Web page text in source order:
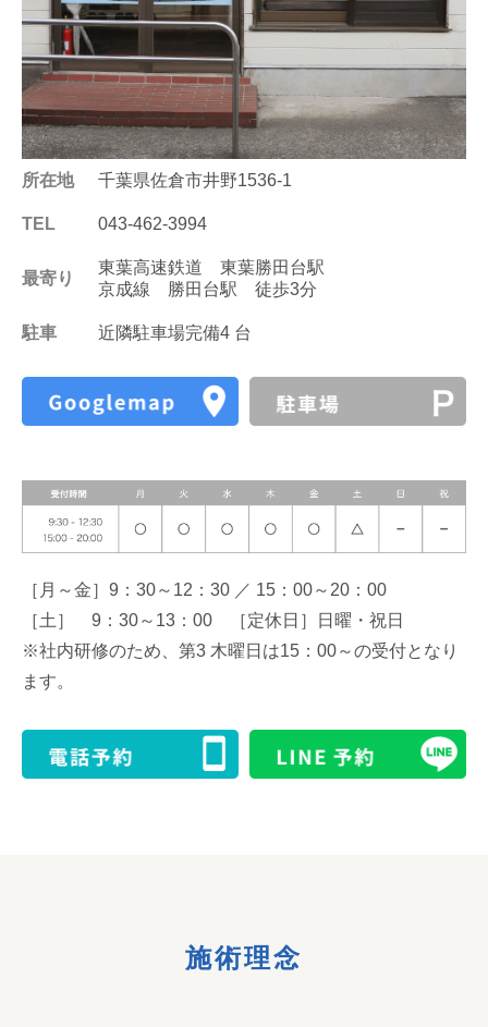
所在地 千葉県佐倉市井野1536-1
TEL 043-462-3994
最寄り
東葉高速鉄道 東葉勝田台駅
京成線 勝田台駅 徒歩3分
駐車 近隣駐車場完備4 台
［月～金］9：30～12：30 ／ 15：00～20：00
［土］ 9：30～13：00 ［定休日］日曜・祝日
※社内研修のため、第3 木曜日は15：00～の受付となり
ます。
施術理念